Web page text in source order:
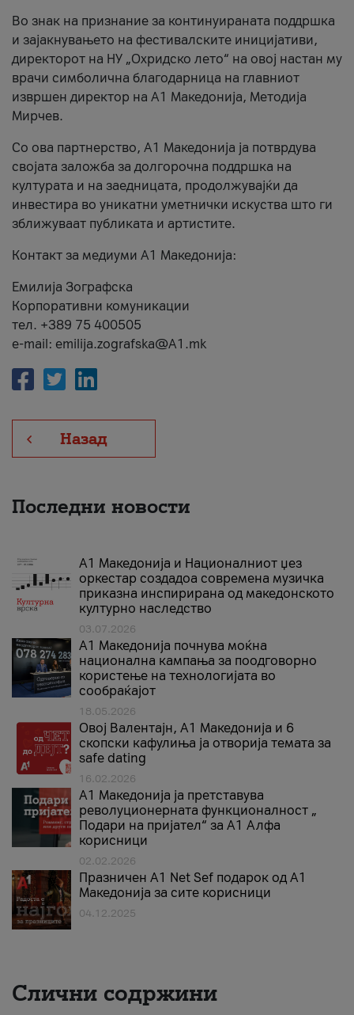
Во знак на признание за континуираната поддршка
и зајакнувањето на фестивалските иницијативи,
директорот на НУ „Охридско лето“ на овој настан му
врачи симболична благодарница на главниот
извршен директор на A1 Македонија, Методија
Мирчев.
Со ова партнерство, A1 Македонија ја потврдува
својата заложба за долгорочна поддршка на
културата и на заедницата, продолжувајќи да
инвестира во уникатни уметнички искуства што ги
зближуваат публиката и артистите.
Контакт за медиуми А1 Македонија:
Емилија Зографска
Корпоративни комуникации
тел. +389 75 400505
e-mail: emilija.zografska@A1.mk
Назад
Последни новости
А1 Македонија и Националниот џез
оркестар создадоа современа музичка
приказна инспирирана од македонското
културно наследство
03.07.2026
A1 Македонија почнува моќна
национална кампања за поодговорно
користење на технологијата во
сообраќајот
18.05.2026
Овој Валентајн, A1 Македонија и 6
скопски кафулиња ја отворија темата за
safe dating
16.02.2026
А1 Македонија ја претставува
револуционерната функционалност „
Подари на пријател“ за А1 Алфа
корисници
02.02.2026
Празничен A1 Net Sеf подарок од А1
Македонија за сите корисници
04.12.2025
Слични содржини